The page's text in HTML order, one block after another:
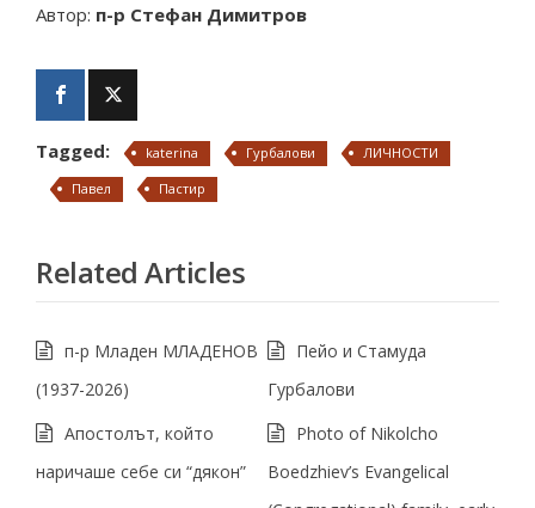
Автор: п-р Стефан Димитров
Tagged: katerina Гурбалови
ЛИЧНОСТИ
Павел
Пастир
Related Articles
п-р Младен МЛАДЕНОВ
(1937-2026)
Пейо и Стамуда
Гурбалови
Апостолът, който
наричаше себе си “дякон”
Photo of Nikolcho
Boedzhiev’s Evangelical